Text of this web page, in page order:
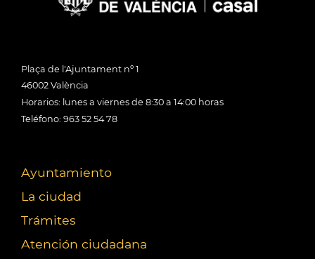
Plaça de l'Ajuntament nº 1
46002 València
Horarios: lunes a viernes de 8:30 a 14:00 horas
Teléfono: 963 52 54 78
Ayuntamiento
La ciudad
Trámites
Atención ciudadana